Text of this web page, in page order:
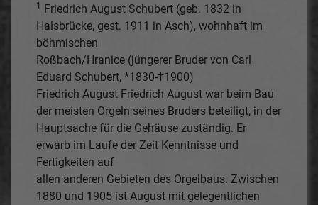
1 Friedrich August Schubert (geb. 1832 in
Halsbrücke, gest. 1911 in Asch), wohnhaft im
böhmischen
Roßbach/Hranice (jüngerer Bruder von Carl
Eduard Schubert, *1830-†1900)
Friedrich August Friedrich August war beim Bau
der meisten Orgeln seines Bruders beteiligt, in der
Hauptsache für die Gehäuse zuständig. Er
erwarb im Laufe der Zeit Kenntnisse und
Fertigkeiten auf
allen anderen Gebieten des Orgelbaus. Zwischen
1880 und 1905 ist August mit gelegentlichen